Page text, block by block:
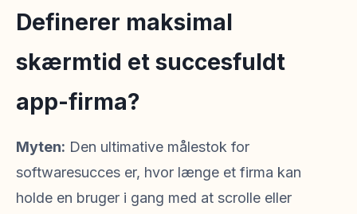
Definerer maksimal
skærmtid et succesfuldt
app-firma?
Myten: Den ultimative målestok for
softwaresucces er, hvor længe et firma kan
holde en bruger i gang med at scrolle eller